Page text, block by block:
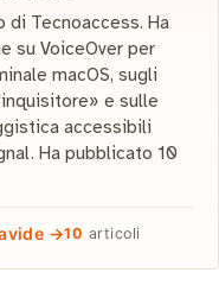
Tecnoaccess. Ha
su VoiceOver per
macOS, sugli
e sulle
accessibili
Ha pubblicato 10
→10 articoli